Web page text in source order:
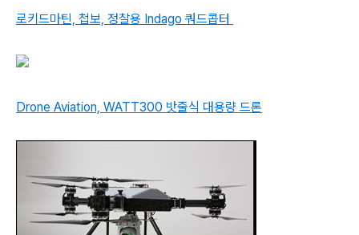
로키드마틴, 첩보, 정찰용 Indago 쿼드콥터
Drone Aviation, WATT300 밧줄식 대용량 드론